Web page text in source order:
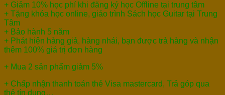
+ Giảm 10% học phí khi đăng ký học Offline tại trung tâm
+ Tặng khóa học online, giáo trình Sách học Guitar tại Trung
Tâm
+ Bảo hành 5 năm
+ Phát hiện hàng giả, hàng nhái, bạn được trả hàng và nhận
thêm 100% giá trị đơn hàng
+ Mua 2 sản phẩm giảm 5%
+ Chấp nhận thanh toán thẻ Visa mastercard, Trả góp qua
thẻ tín dụng…